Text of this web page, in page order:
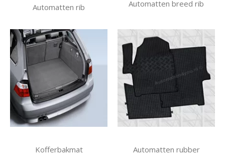
Automatten rib Automatten breed rib
Kofferbakmat Automatten rubber